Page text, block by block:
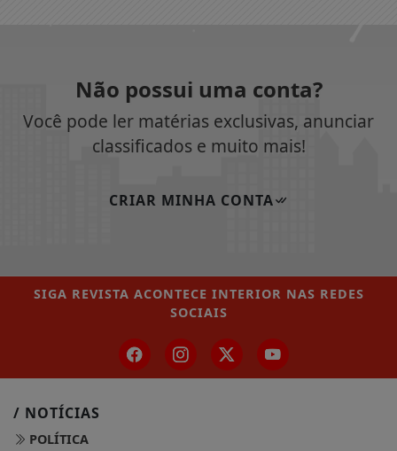
Não possui uma conta?
Você pode ler matérias exclusivas, anunciar
classificados e muito mais!
CRIAR MINHA CONTA
SIGA REVISTA ACONTECE INTERIOR NAS REDES
SOCIAIS
/ NOTÍCIAS
POLÍTICA